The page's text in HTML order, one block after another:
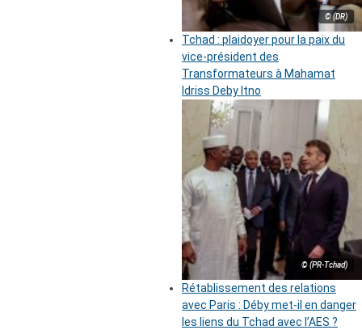
© (DR)
Tchad : plaidoyer pour la paix du
vice-président des
Transformateurs à Mahamat
Idriss Deby Itno
© (PR-Tchad)
Rétablissement des relations
avec Paris : Déby met-il en danger
les liens du Tchad avec l’AES ?